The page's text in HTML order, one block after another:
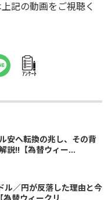
記の動画をご視聴く
ｱﾝｹｰﾄ
安へ転換の兆し、その背
説!!【為替ウィー...
ル／円が反落した理由と今